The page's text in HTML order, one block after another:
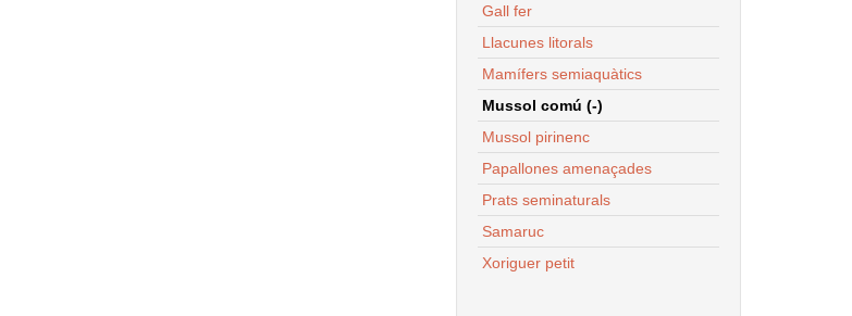
Gall fer
Llacunes litorals
Mamífers semiaquàtics
Mussol comú (-)
Mussol pirinenc
Papallones amenaçades
Prats seminaturals
Samaruc
Xoriguer petit